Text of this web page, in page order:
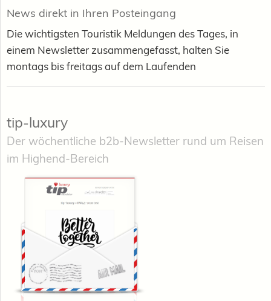
News direkt in Ihren Posteingang
Die wichtigsten Touristik Meldungen des Tages, in
einem Newsletter zusammengefasst, halten Sie
montags bis freitags auf dem Laufenden
tip-luxury
Der wöchentliche b2b-Newsletter rund um Reisen
im Highend-Bereich